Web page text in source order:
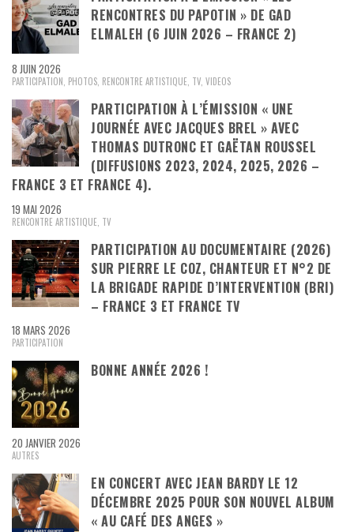
RENCONTRES DU PAPOTIN » DE GAD
ELMALEH (6 JUIN 2026 – FRANCE 2)
8 JUIN 2026
PARTICIPATION, PHOTOS, RENCONTRE ARTISTIQUE, TV, VIDEOS
PARTICIPATION À L’ÉMISSION « UNE
JOURNÉE AVEC JACQUES BREL » AVEC
THOMAS DUTRONC ET GAËTAN ROUSSEL
(DIFFUSIONS 2023, 2024, 2025, 2026 –
FRANCE 3 ET FRANCE 4).
19 MAI 2026
RENCONTRE ARTISTIQUE TV
PARTICIPATION AU DOCUMENTAIRE (2026)
SUR PIERRE LE COZ, CHANTEUR ET N°2 DE
LA BRIGADE RAPIDE D’INTERVENTION (BRI)
– FRANCE 3 ET FRANCE TV
18 MARS 2026
PARTICIPATION
BONNE ANNÉE 2026 !
20 JANVIER 2026
AUTRES
EN CONCERT AVEC JEAN BARDY LE 12
DÉCEMBRE 2025 POUR SON NOUVEL ALBUM
« AU CAFÉ DES ANGES »